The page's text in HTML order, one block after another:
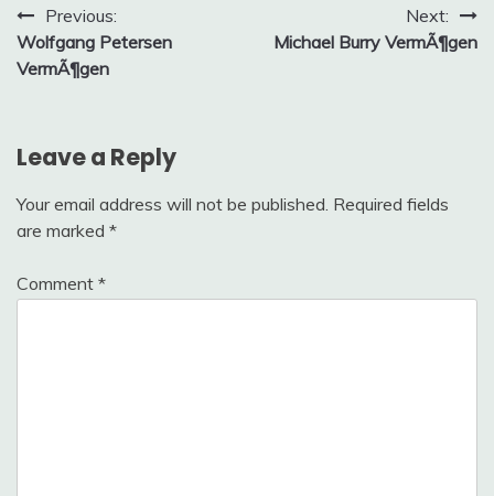
Post
navigation
Previous:
Wolfgang Petersen
VermÃ¶gen
Next:
Michael Burry VermÃ¶gen
Leave a Reply
Your email address will not be published. Required fields
are marked *
Comment *